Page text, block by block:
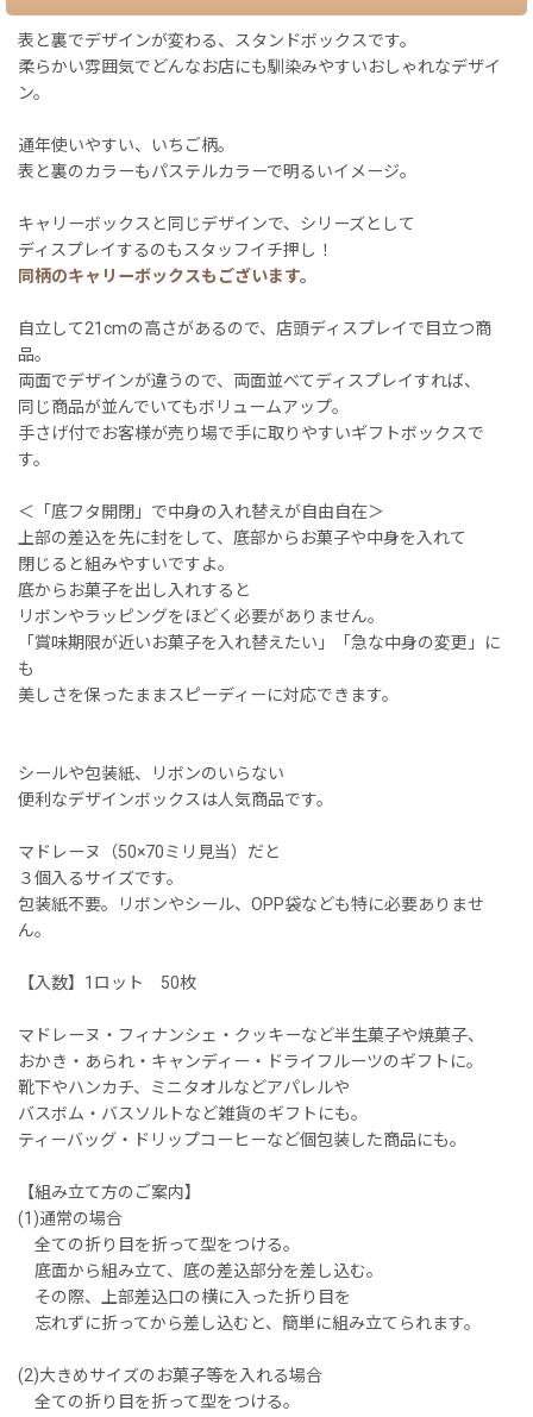
表と裏でデザインが変わる、スタンドボックスです。
柔らかい雰囲気でどんなお店にも馴染みやすいおしゃれなデザイ
ン。
通年使いやすい、いちご柄。
表と裏のカラーもパステルカラーで明るいイメージ。
キャリーボックスと同じデザインで、シリーズとして
ディスプレイするのもスタッフイチ押し！
同柄のキャリーボックスもございます。
自立して21cmの高さがあるので、店頭ディスプレイで目立つ商
品。
両面でデザインが違うので、両面並べてディスプレイすれば、
同じ商品が並んでいてもボリュームアップ。
手さげ付でお客様が売り場で手に取りやすいギフトボックスで
す。
＜「底フタ開閉」で中身の入れ替えが自由自在＞
上部の差込を先に封をして、底部からお菓子や中身を入れて
閉じると組みやすいですよ。
底からお菓子を出し入れすると
リボンやラッピングをほどく必要がありません。
「賞味期限が近いお菓子を入れ替えたい」「急な中身の変更」に
も
美しさを保ったままスピーディーに対応できます。
シールや包装紙、リボンのいらない
便利なデザインボックスは人気商品です。
マドレーヌ（50×70ミリ見当）だと
３個入るサイズです。
包装紙不要。リボンやシール、OPP袋なども特に必要ありませ
ん。
【入数】1ロット 50枚
マドレーヌ・フィナンシェ・クッキーなど半生菓子や焼菓子、
おかき・あられ・キャンディー・ドライフルーツのギフトに。
靴下やハンカチ、ミニタオルなどアパレルや
バスボム・バスソルトなど雑貨のギフトにも。
ティーバッグ・ドリップコーヒーなど個包装した商品にも。
【組み立て方のご案内】
(1)通常の場合
全ての折り目を折って型をつける。
底面から組み立て、底の差込部分を差し込む。
その際、上部差込口の横に入った折り目を
忘れずに折ってから差し込むと、簡単に組み立てられます。
(2)大きめサイズのお菓子等を入れる場合
全ての折り目を折って型をつける。